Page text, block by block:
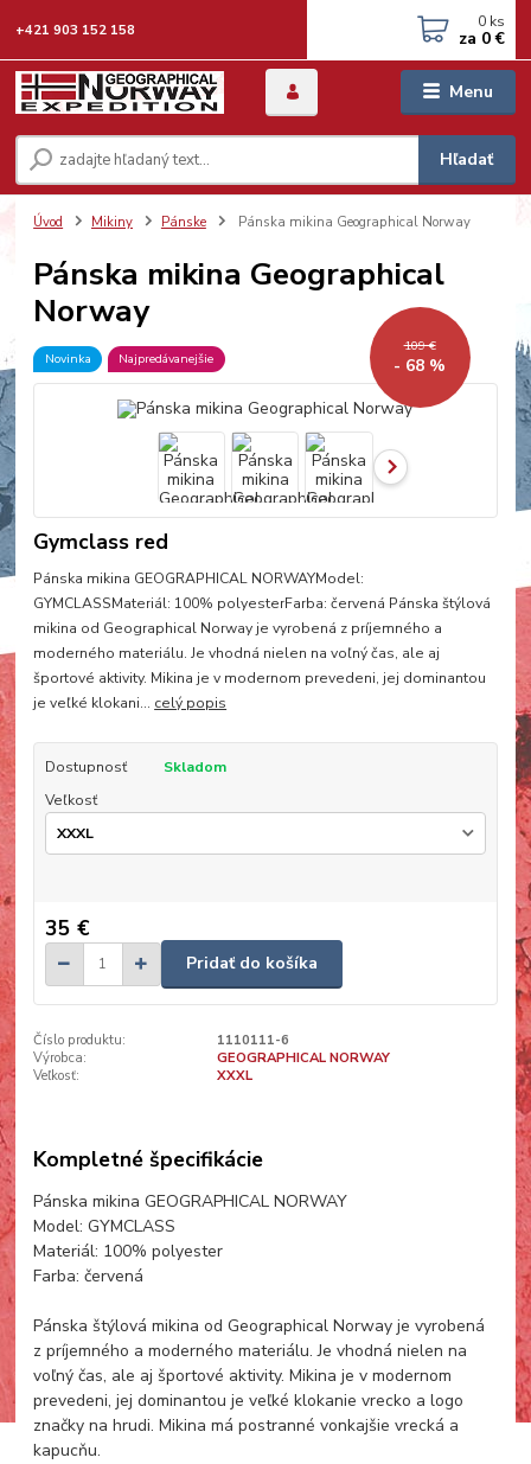
Menu
Hľadať
+421 903 152 158 0 ks
za 0 €
Úvod Mikiny Pánske Pánska mikina Geographical Norway
Pánska mikina Geographical
Norway
Novinka Najpredávanejšie
109 €
- 68 %
Gymclass red
Pánska mikina GEOGRAPHICAL NORWAYModel:
GYMCLASSMateriál: 100% polyesterFarba: červená Pánska štýlová
mikina od Geographical Norway je vyrobená z príjemného a
moderného materiálu. Je vhodná nielen na voľný čas, ale aj
športové aktivity. Mikina je v modernom prevedeni, jej dominantou
je veľké klokani... celý popis
Dostupnosť
Skladom
Veľkosť
35 €
Pridať do košíka
Číslo produktu:
1110111-6
Výrobca:
GEOGRAPHICAL NORWAY
Veľkosť:
XXXL
Kompletné špecifikácie
Pánska mikina GEOGRAPHICAL NORWAY
Model: GYMCLASS
Materiál: 100% polyester
Farba: červená
Pánska štýlová mikina od Geographical Norway je vyrobená
z príjemného a moderného materiálu. Je vhodná nielen na
voľný čas, ale aj športové aktivity. Mikina je v modernom
prevedeni, jej dominantou je veľké klokanie vrecko a logo
značky na hrudi. Mikina má postranné vonkajšie vrecká a
kapucňu.